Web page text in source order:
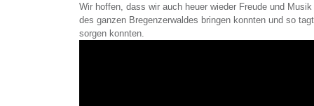
Wir hoffen, dass wir auch heuer wieder Freude und
des ganzen Bregenzerwaldes bringen konnten und so
sorgen konnten.